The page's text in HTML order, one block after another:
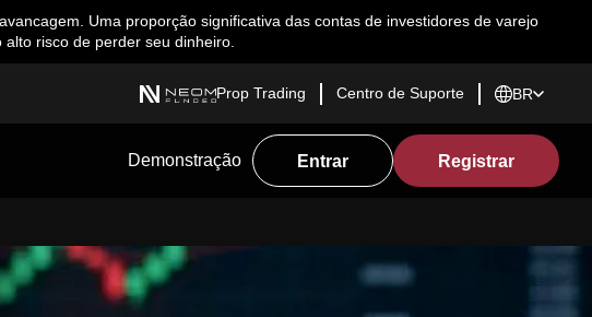
Uma proporção significativa das contas de investidores de varejo
risco de perder seu dinheiro.
Prop Trading Centro de Suporte BR
Demonstração Entrar Registrar